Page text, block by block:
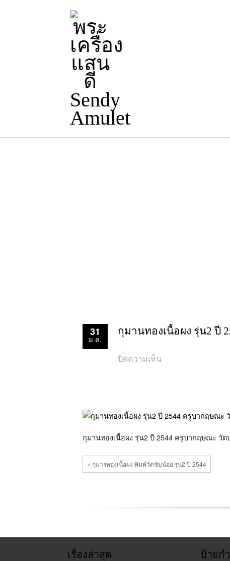
31
ม.ค.
กุมานทองเนื้อผง รุ่น2 ปี
ปิดความเห็นบน
ปี
2544
บาก
วัด
ป่า
มหา
กุมานทองเนื้อผง รุ่น2 ปี 2544 ครูบากฤษณะ วัด
« กุมารทองเนื้อผง พิมพ์วัดซับน้อย รุ่น2 ปี 2544
เรื่องล่าสุด ป้ายก